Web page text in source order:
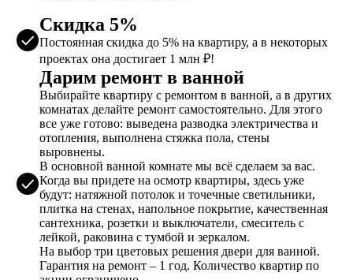
Скидка 5%
Постоянная скидка до 5% на квартиру, а в некоторых
проектах она достигает 1 млн ₽!
Дарим ремонт в ванной
Выбирайте квартиру с ремонтом в ванной, а в других
комнатах делайте ремонт самостоятельно. Для этого
все уже готово: выведена разводка электричества и
отопления, выполнена стяжка пола, стены
выровнены.
В основной ванной комнате мы всё сделаем за вас.
Когда вы придете на осмотр квартиры, здесь уже
будут: натяжной потолок и точечные светильники,
плитка на стенах, напольное покрытие, качественная
сантехника, розетки и выключатели, смеситель с
лейкой, раковина с тумбой и зеркалом.
На выбор три цветовых решения двери для ванной.
Гарантия на ремонт – 1 год. Количество квартир по